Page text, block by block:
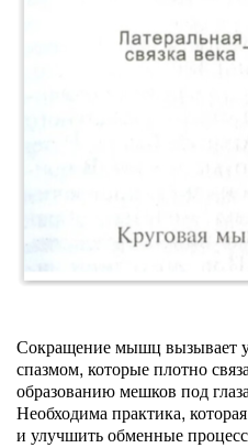
Сокращение мышц вызывает
спазмом, которые плотно
образованию мешков под
Необходима практика,
и улучшить обменные